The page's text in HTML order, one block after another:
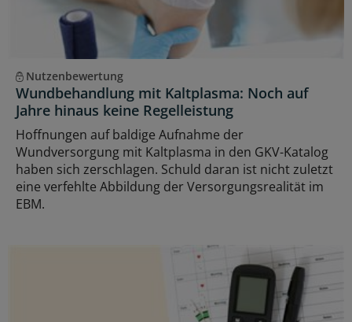
Nutzenbewertung
Wundbehandlung mit Kaltplasma: Noch auf
Jahre hinaus keine Regelleistung
Hoffnungen auf baldige Aufnahme der
Wundversorgung mit Kaltplasma in den GKV-Katalog
haben sich zerschlagen. Schuld daran ist nicht zuletzt
eine verfehlte Abbildung der Versorgungsrealität im
EBM.